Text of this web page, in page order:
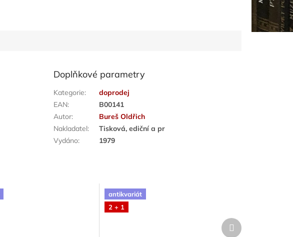
Doplňkové parametry
Kategorie:
doprodej
EAN:
B00141
Autor:
Bureš Oldřich
Nakladatel:
Tisková, ediční a pr
Vydáno: 1979
antikvariát
2 + 1
Další
produkt